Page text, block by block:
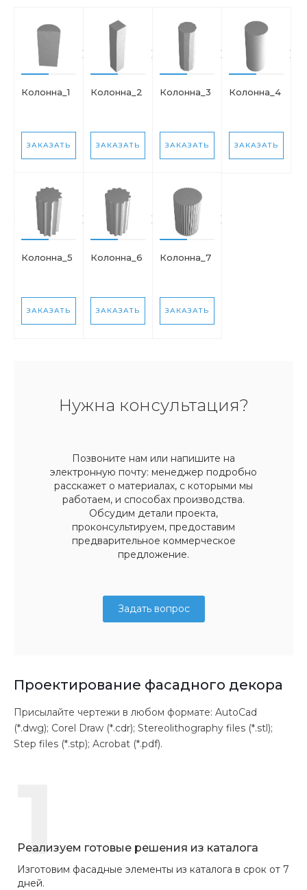
Колонна_1
ЗАКАЗАТЬ
Колонна_2
ЗАКАЗАТЬ
Колонна_3
ЗАКАЗАТЬ
Колонна_4
ЗАКАЗАТЬ
Колонна_5
ЗАКАЗАТЬ
Колонна_6
ЗАКАЗАТЬ
Колонна_7
ЗАКАЗАТЬ
Нужна консультация?
Позвоните нам или напишите на
электронную почту: менеджер подробно
расскажет о материалах, с которыми мы
работаем, и способах производства.
Обсудим детали проекта,
проконсультируем, предоставим
предварительное коммерческое
предложение.
Задать вопрос
Проектирование фасадного декора
Присылайте чертежи в любом формате: AutoCad
(*.dwg); Corel Draw (*.cdr); Stereolithography files (*.stl);
Step files (*.stp); Acrobat (*.pdf).
1
Реализуем готовые решения из каталога
Изготовим фасадные элементы из каталога в срок от 7
дней.